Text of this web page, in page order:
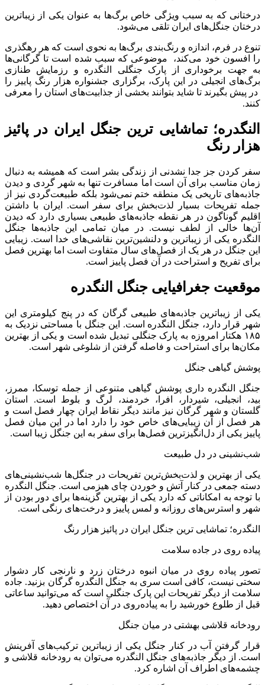
درختانی که به سبب ویژگی خاص برگ‌ها به عنوان یکی از زیباترین
درختان جنگل‌های ایران تلقی می‌شود.
تنوع در فرم، اندازه و رنگ‌بندی برگ‌ها به نحوی است که هر رهگذری
را افسون خود می‌کند، موضوعی که سبب شده است تا گرگانی‌ها
به جهت برخوداری از پارک جنگلی النگدره و رزمایش طنازی
برگ‌های انجیلی در این پارک، برگزاری جشنواره هزار رنگ پاییز را
در پیش بگیرند تا شاید بتوانند بخشی از جذابیت‌های استان را معرفی
کنند.
النگدره؛ تماشایی ترین جنگل ایران در پائیز
هزار رنگ
سفر کردن جز جدا نشدنی از زندگی بشر است که همیشه به دنبال
زمان مناسب برای آن است اما مسافرت تنها به شهر گردی و دیدن
جاذبه‌های تاریخی یک منطقه ختم نمی‌شود بلکه طبیعت‌گردی نیز از
جمله تفریحات بسیار لذت‌بخش برای سفر است. ایران با داشتن
اقلیم گوناگون در هر نقطه جاذبه‌های طبیعی بسیاری دارد که دیدن
آن‌ها خالی از لطف نیست. در میان تمامی این جاذبه‌ها جنگل
النگدره یکی از زیباترین و دلنشین‌ترین نقاشی‌های خدا است. زیبایی
این جنگل در هر یک از فصل‌های سال متفاوت است اما بهترین فصل
برای تفریح و استراحت در آن فصل پاییز است.
موقعیت جغرافیایی جنگل النگدره
یکی از زیباترین جاذبه‌های طبیعی گرگان که در پنج کیلومتری این
شهر قرار دارد، جنگل النگدره است. این جنگل با مساحتی نزدیک به
۱۸۵ هکتار امروزه به پارک جنگلی تبدیل شده است و یکی از بهترین
مکان‌ها برای استراحت و فاصله گرفتن از شلوغی شهر است.
پوشش گیاهی جنگل
جنگل النگدره داری پوشش گیاهی متنوعی از جمله توسکا، ممرز،
بید، انجیلی، شیردار، افرا، خردمند، لرگ و بلوط است. استان
گلستان و شهر گرگان نیز مانند دیگر نقاط ایران چهار فصل است و
هر فصل از آن زیبایی‌های خاص خود را دارد اما در این میان فصل
پاییز یکی از دل‌انگیزترین فصل‌ها برای سفر به این جنگل زیبا است.
شب‌نشینی در دل طبیعت
یکی از بهترین و لذت‌بخش‌ترین تفریحات در جنگل‌ها شب‌نشینی‌های
دسته جمعی در کنار آتش و خوردن چای هیزمی است. جنگل النگدره
با توجه به امکاناتی که دارد یکی از بهترین گزینه‌ها برای دور بودن از
شهر و استرس‌های روزانه و لمس پاییز و درخت‌های رنگی است.
النگدره؛ تماشایی ترین جنگل ایران در پائیز هزار رنگ
پیاده روی در جاده سلامت
تصور پیاده روی در میان انبوه درختان زرد و نارنجی کار دشوار
سختی نیست، کافی است سری به جنگل النگدره گرگان بزنید. جاده
سلامت از دیگر تفریحات این پارک جنگلی است که می‌توانید ساعاتی
قبل از طلوع خورشید را به پیاده‌روی در آن اختصاص دهید.
رودخانه قلاشی بهشتی در میان جنگل
قرار گرفتن آب در کنار جنگل یکی از زیباترین ترکیب‌های آفرینش
است. از دیگر جاذبه‌های جنگل النگدره می‌توان به رودخانه قلاشی و
چشمه‌های اطراف آن اشاره کرد.